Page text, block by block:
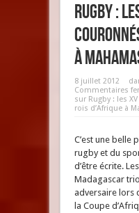
Rugby :
à
8 juillet 2012
Commentaires
sur Rugby : les
rois d’Afrique à
C’est une belle
rugby et du
d’être écrite.
Madagascar
adversaire lors
la Coupe